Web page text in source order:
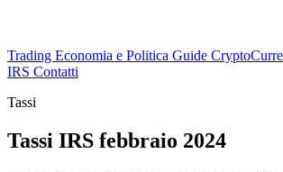
Trading Economia e Politica Guide
IRS Contatti
Tassi
Tassi IRS febbraio 2024